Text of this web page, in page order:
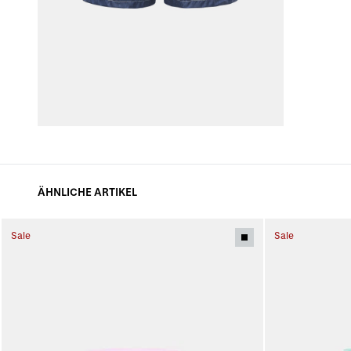
ÄHNLICHE ARTIKEL
Sale Sale